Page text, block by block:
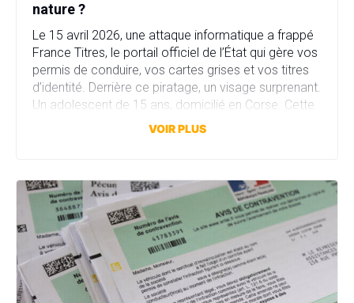
nature ?
Le 15 avril 2026, une attaque informatique a frappé
France Titres, le portail officiel de l’État qui gère vos
permis de conduire, vos cartes grises et vos titres
d’identité. Derrière ce piratage, un visage surprenant.
Un adolescent de 15 ans, domicilié en Corse. Cette
attaque a compromis plus de 11,7 millions comptes
VOIR PLUS